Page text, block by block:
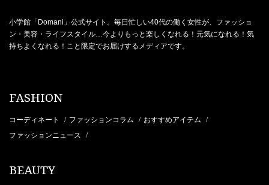
小学館「Domani」公式サイト。毎日忙しい40代の働く女性が、ファッショ
ン・美容・ライフスタイル…今よりもっと楽しくなれる！元気になれる！気
持ちよくなれる！こと限定でお届けするメディアです。
FASHION
コーディネート / ファッションコラム / おすすめアイテム /
ファッションニュース /
BEAUTY